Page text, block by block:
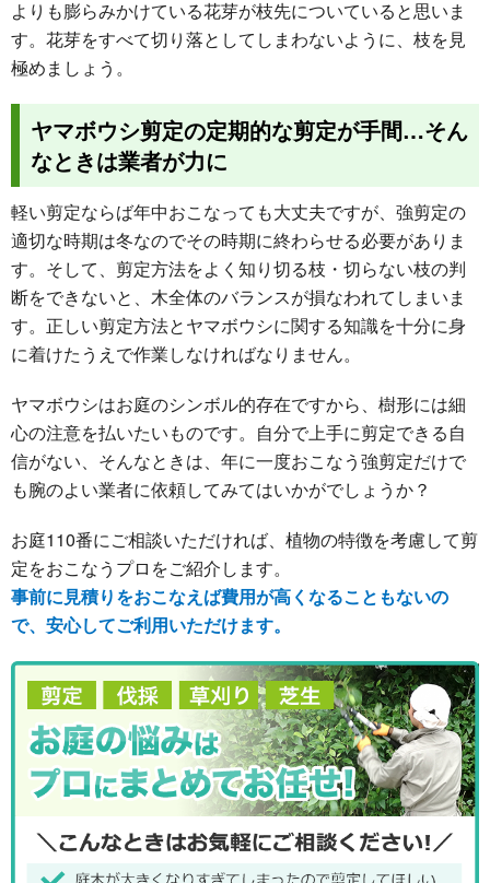
よりも膨らみかけている花芽が枝先についていると思いま
す。花芽をすべて切り落としてしまわないように、枝を見
極めましょう。
ヤマボウシ剪定の定期的な剪定が手間…そん
なときは業者が力に
軽い剪定ならば年中おこなっても大丈夫ですが、強剪定の
適切な時期は冬なのでその時期に終わらせる必要がありま
す。そして、剪定方法をよく知り切る枝・切らない枝の判
断をできないと、木全体のバランスが損なわれてしまいま
す。正しい剪定方法とヤマボウシに関する知識を十分に身
に着けたうえで作業しなければなりません。
ヤマボウシはお庭のシンボル的存在ですから、樹形には細
心の注意を払いたいものです。自分で上手に剪定できる自
信がない、そんなときは、年に一度おこなう強剪定だけで
も腕のよい業者に依頼してみてはいかがでしょうか？
お庭110番にご相談いただければ、植物の特徴を考慮して剪
定をおこなうプロをご紹介します。
事前に見積りをおこなえば費用が高くなることもないの
で、安心してご利用いただけます。